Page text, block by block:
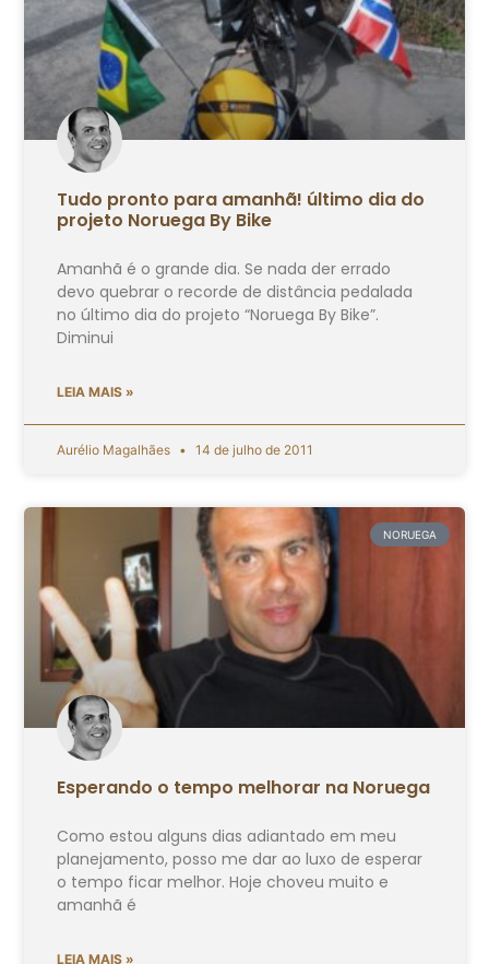
Tudo pronto para amanhã! último dia do
projeto Noruega By Bike
Amanhã é o grande dia. Se nada der errado
devo quebrar o recorde de distância pedalada
no último dia do projeto “Noruega By Bike”.
Diminui
LEIA MAIS »
Aurélio Magalhães 14 de julho de 2011
NORUEGA
Esperando o tempo melhorar na Noruega
Como estou alguns dias adiantado em meu
planejamento, posso me dar ao luxo de esperar
o tempo ficar melhor. Hoje choveu muito e
amanhã é
LEIA MAIS »